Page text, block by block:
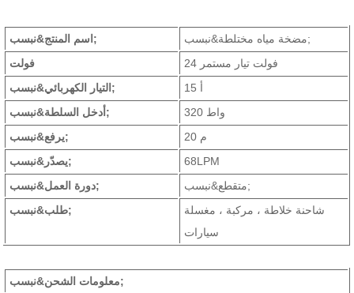
اسم المنتج&نبسب;
مضخة مياه مختلطة&نبسب;
فولت
24 فولت تيار مستمر
التيار الكهربائي&نبسب;
15 أ
أدخل السلطة&نبسب;
320 واط
يرفع&نبسب;
20 م
يصدّر&نبسب;
68LPM
دورة العمل&نبسب;
متقطع&نبسب;
طلب&نبسب;
شاحنة خلاطة ، مركبة ، مغسلة
سيارات
معلومات الشحن&نبسب;